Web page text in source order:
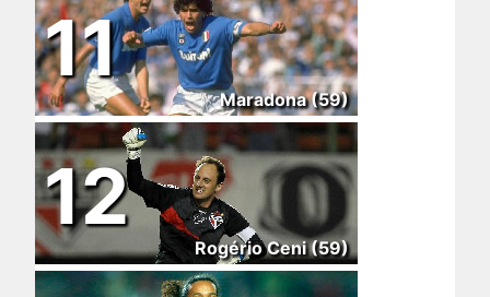
11
Maradona (59)
12
Rogério Ceni (59)